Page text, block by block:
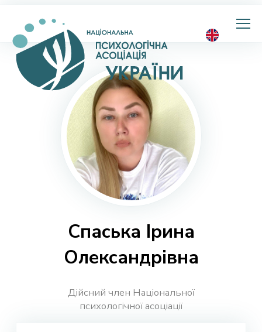
Національна
психологічна
Спаська Ірина
Олександрівна
Дійсний член Національної
психологічної асоціації